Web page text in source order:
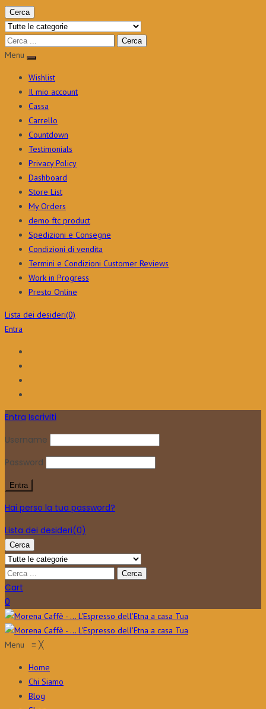
Cerca
Menu
Wishlist
Il mio account
Cassa
Carrello
Countdown
Testimonials
Privacy Policy
Dashboard
Store List
My Orders
demo ftc product
Spedizioni e Consegne
Condizioni di vendita
Termini e Condizioni Customer Reviews
Work in Progress
Presto Online
Lista dei desideri(0)
Entra
Entra Iscriviti
Username
Password
Hai perso la tua password?
Lista dei desideri(0)
Cerca
Cart
0
Menu ≡ ╳
Home
Chi Siamo
Blog